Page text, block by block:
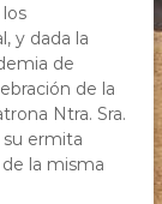
y dada la
de
de la
Ntra. Sra.
su ermita
la misma